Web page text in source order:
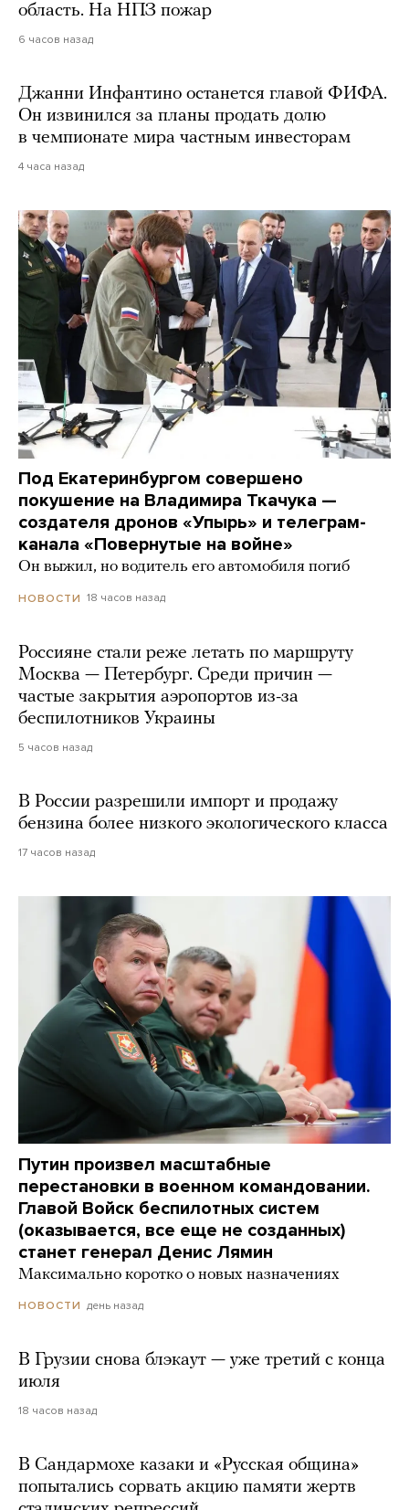
область. На НПЗ пожар
6 часов назад
Джанни Инфантино останется главой ФИФА.
Он извинился за планы продать долю
в чемпионате мира частным инвесторам
4 часа назад
Под Екатеринбургом совершено
покушение на Владимира Ткачука —
создателя дронов «Упырь» и телеграм-
канала «Повернутые на войне»
Он выжил, но водитель его автомобиля погиб
НОВОСТИ 18 часов назад
Россияне стали реже летать по маршруту
Москва — Петербург. Среди причин —
частые закрытия аэропортов из-за
беспилотников Украины
5 часов назад
В России разрешили импорт и продажу
бензина более низкого экологического класса
17 часов назад
Путин произвел масштабные
перестановки в военном командовании.
Главой Войск беспилотных систем
(оказывается, все еще не созданных)
станет генерал Денис Лямин
Максимально коротко о новых назначениях
НОВОСТИ день назад
В Грузии снова блэкаут — уже третий с конца
июля
18 часов назад
В Сандармохе казаки и «Русская община»
попытались сорвать акцию памяти жертв